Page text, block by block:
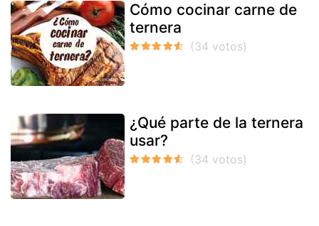
Cómo cocinar carne de
ternera
¿Qué parte de la ternera
usar?